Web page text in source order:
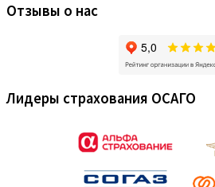
Отзывы о нас
Лидеры страхования ОСАГО